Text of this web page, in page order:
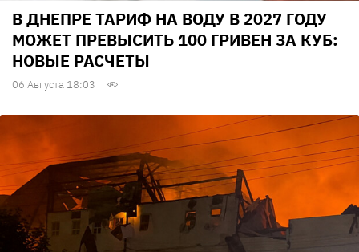
В ДНЕПРЕ ТАРИФ НА ВОДУ В 2027 ГОДУ
МОЖЕТ ПРЕВЫСИТЬ 100 ГРИВЕН ЗА КУБ:
НОВЫЕ РАСЧЕТЫ
06 Августа 18:03